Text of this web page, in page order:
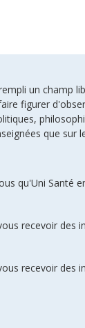
un champ
figurer
que sur
qu'Uni Santé
recevoir des
recevoir des